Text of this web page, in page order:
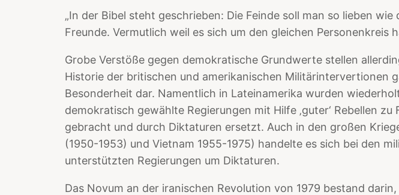
„In der Bibel steht geschrieben: Die Feinde soll man so lieben wie
Freunde. Vermutlich weil es sich um den gleichen Personenkreis
Grobe Verstöße gegen demokratische Grundwerte stellen
Historie der britischen und amerikanischen Militärintervertionen
Besonderheit dar. Namentlich in Lateinamerika wurden
demokratisch gewählte Regierungen mit Hilfe ‚guter‘ Rebellen zu
gebracht und durch Diktaturen ersetzt. Auch in den großen
(1950-1953) und Vietnam 1955-1975) handelte es sich bei den
unterstützten Regierungen um Diktaturen.
Das Novum an der iranischen Revolution von 1979 bestand darin,